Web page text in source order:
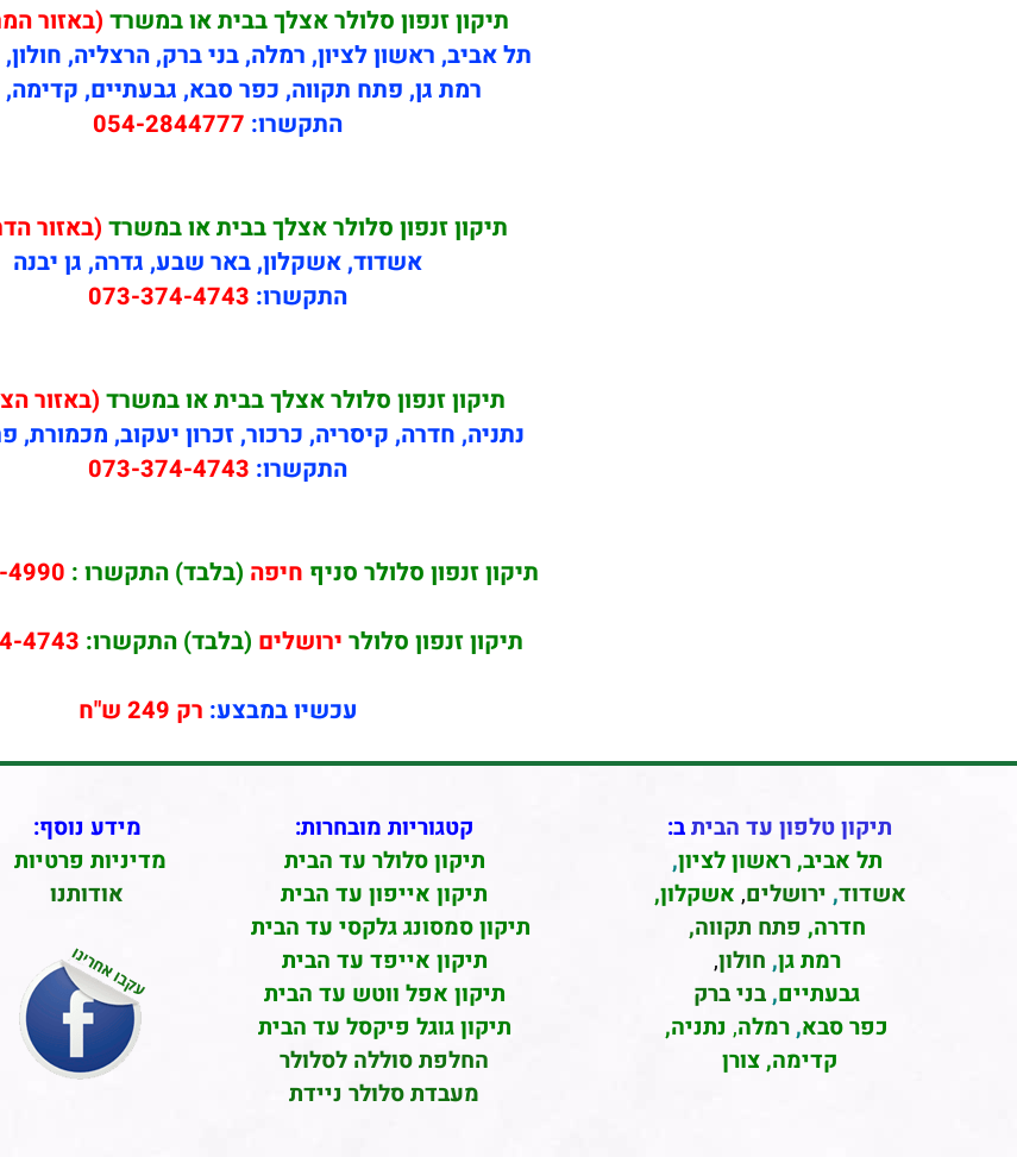
תיקון זנפון סלולר אצלך בבית או במשרד (באזור
תל אביב, ראשון לציון, רמלה, בני ברק, הרצליה, חולון,
רמת גן, פתח תקווה, כפר סבא, גבעתיים, קדימה,
התקשרו: 054-2844777
תיקון זנפון סלולר אצלך בבית או במשרד (באזור
אשדוד, אשקלון, באר שבע, גדרה, גן יבנה
התקשרו: 073-374-4743
תיקון זנפון סלולר אצלך בבית או במשרד (באזור
נתניה, חדרה, קיסריה, כרכור, זכרון יעקוב, מכמורת,
התקשרו: 073-374-4743
תיקון זנפון סלולר סניף חיפה (בלבד) התקשרו : 4990
תיקון זנפון סלולר ירושלים (בלבד) התקשרו: 4743
עכשיו במבצע: רק 249 ש"ח
תיקון טלפון עד הביתב:
תל אביב, ראשון לציון,
אשדוד, ירושלים, אשקלון,
חדרה, פתח תקווה,
רמת גן, חולון,
גבעתיים, בני ברק
כפר סבא, רמלה, נתניה,
קדימה, צורן
קטגוריות מובחרות:
תיקון סלולר עד הבית
תיקון אייפון עד הבית
תיקון סמסונג גלקסי עד הבית
תיקון אייפד עד הבית
תיקון אפל ווטש עד הבית
תיקון גוגל פיקסל עד הבית
החלפת סוללה לסלולר
מעבדת סלולר ניידת
מידע נוסף:
מדיניות פרטיות
אודותנו